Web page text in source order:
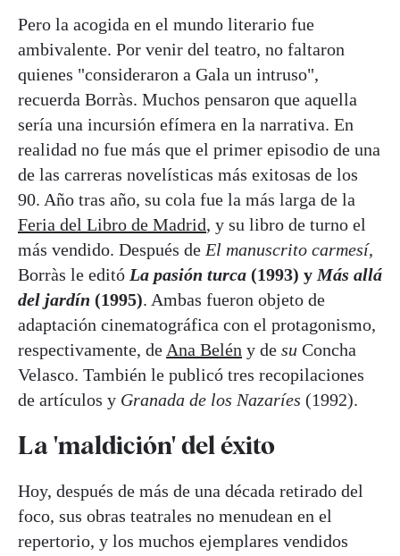
Pero la acogida en el mundo literario fue
ambivalente. Por venir del teatro, no faltaron
quienes "consideraron a Gala un intruso",
recuerda Borràs. Muchos pensaron que aquella
sería una incursión efímera en la narrativa. En
realidad no fue más que el primer episodio de una
de las carreras novelísticas más exitosas de los
90. Año tras año, su cola fue la más larga de la
Feria del Libro de Madrid, y su libro de turno el
más vendido. Después de El manuscrito carmesí,
Borràs le editó La pasión turca (1993) y Más allá
del jardín (1995). Ambas fueron objeto de
adaptación cinematográfica con el protagonismo,
respectivamente, de Ana Belén y de su Concha
Velasco. También le publicó tres recopilaciones
de artículos y Granada de los Nazaríes (1992).
La 'maldición' del éxito
Hoy, después de más de una década retirado del
foco, sus obras teatrales no menudean en el
repertorio, y los muchos ejemplares vendidos